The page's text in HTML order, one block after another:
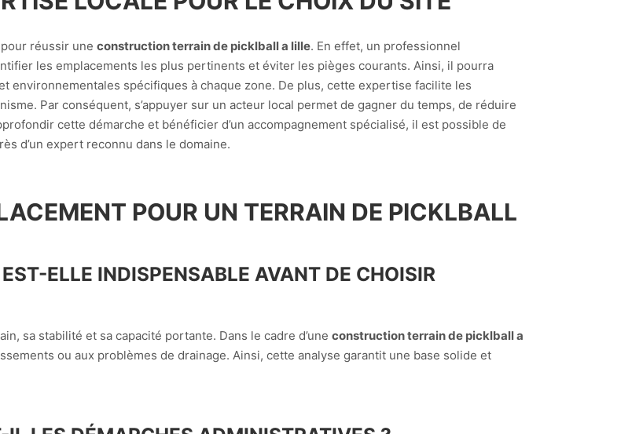
réussir une construction terrain de picklball a lille. En effet, un professionnel
les emplacements les plus pertinents et éviter les pièges courants. Ainsi, il pourra
environnementales spécifiques à chaque zone. De plus, cette expertise facilite les
Par conséquent, s’appuyer sur un acteur local permet de gagner du temps, de réduire
cette démarche et bénéficier d’un accompagnement spécialisé, il est possible de
d’un expert reconnu dans le domaine.
POUR UN TERRAIN DE PICKLBALL
ELLE INDISPENSABLE AVANT DE CHOISIR
sa stabilité et sa capacité portante. Dans le cadre d’une construction terrain de picklball a
ou aux problèmes de drainage. Ainsi, cette analyse garantit une base solide et